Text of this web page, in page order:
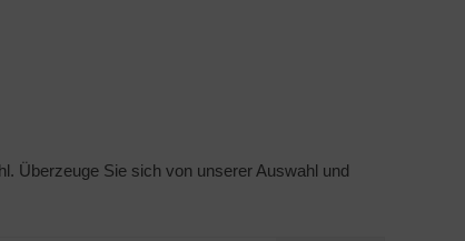
Überzeuge Sie sich von unserer Auswahl und